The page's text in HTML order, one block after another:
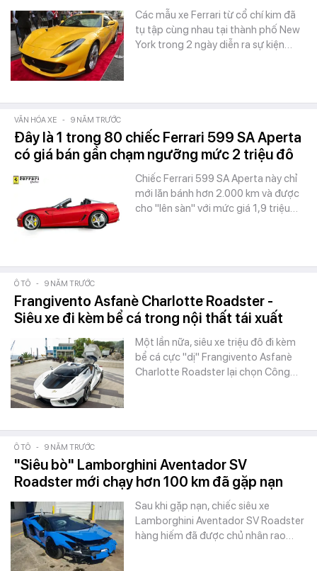
Các mẫu xe Ferrari từ cổ chí kim đã
tụ tập cùng nhau tại thành phố New
York trong 2 ngày diễn ra sự kiện…
VĂN HÓA XE - 9 NĂM TRƯỚC
Đây là 1 trong 80 chiếc Ferrari 599 SA Aperta
có giá bán gần chạm ngưỡng mức 2 triệu đô
Chiếc Ferrari 599 SA Aperta này chỉ
mới lăn bánh hơn 2.000 km và được
cho "lên sàn" với mức giá 1,9 triệu…
Ô TÔ - 9 NĂM TRƯỚC
Frangivento Asfanè Charlotte Roadster -
Siêu xe đi kèm bể cá trong nội thất tái xuất
Một lần nữa, siêu xe triệu đô đi kèm
bể cá cực "dị" Frangivento Asfanè
Charlotte Roadster lại chọn Công…
Ô TÔ - 9 NĂM TRƯỚC
"Siêu bò" Lamborghini Aventador SV
Roadster mới chạy hơn 100 km đã gặp nạn
Sau khi gặp nạn, chiếc siêu xe
Lamborghini Aventador SV Roadster
hàng hiếm đã được chủ nhân rao…